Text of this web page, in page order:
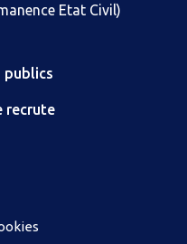
Etat Civil)
publics
recrute